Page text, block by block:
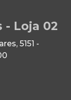
- Loja 02
5151 -